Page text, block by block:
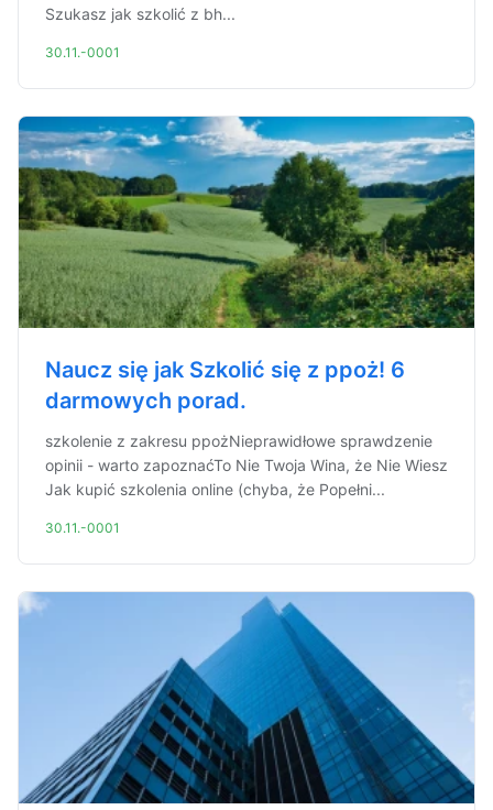
Szukasz jak szkolić z bh...
30.11.-0001
Naucz się jak Szkolić się z ppoż! 6
darmowych porad.
szkolenie z zakresu ppożNieprawidłowe sprawdzenie
opinii - warto zapoznaćTo Nie Twoja Wina, że Nie Wiesz
Jak kupić szkolenia online (chyba, że Popełni...
30.11.-0001